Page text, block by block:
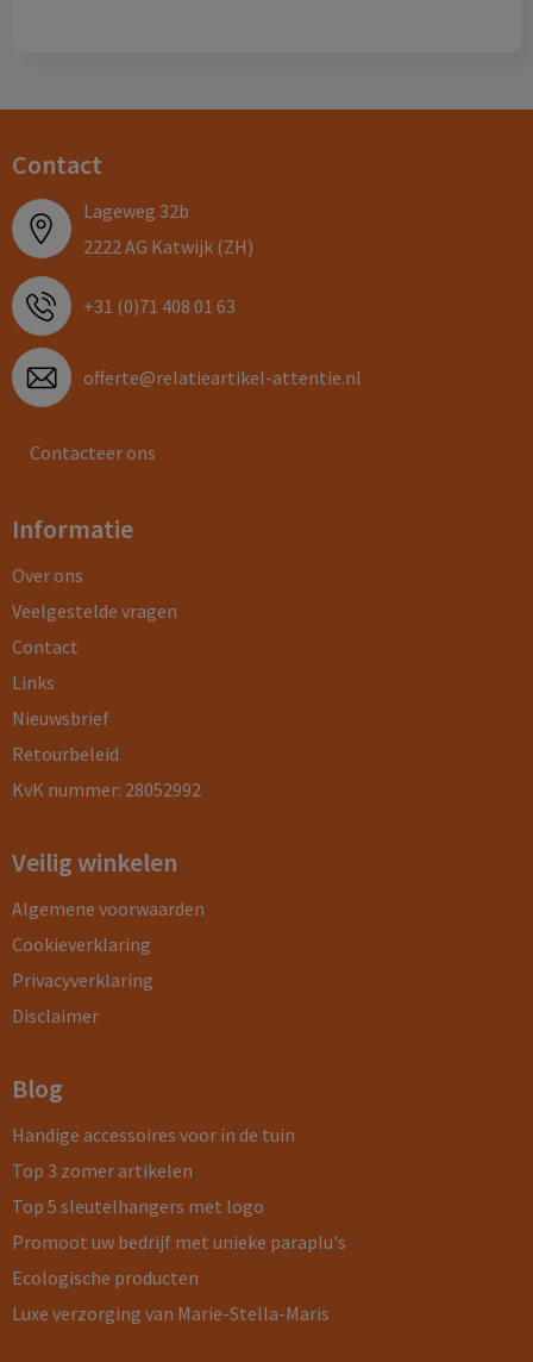
Contact
Lageweg 32b
2222 AG Katwijk (ZH)
+31 (0)71 408 01 63
offerte@relatieartikel-attentie.nl
Contacteer ons
Informatie
Over ons
Veelgestelde vragen
Contact
Links
Nieuwsbrief
Retourbeleid
KvK nummer: 28052992
Veilig winkelen
Algemene voorwaarden
Cookieverklaring
Privacyverklaring
Disclaimer
Blog
Handige accessoires voor in de tuin
Top 3 zomer artikelen
Top 5 sleutelhangers met logo
Promoot uw bedrijf met unieke paraplu's
Ecologische producten
Luxe verzorging van Marie-Stella-Maris